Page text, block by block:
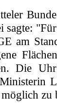
sagte:
am
Die
zu